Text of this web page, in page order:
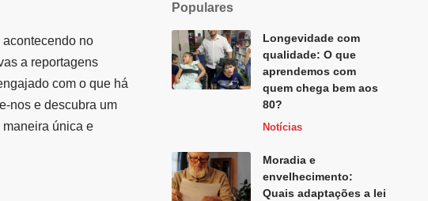
no
a reportagens
com o que há
nos e descubra um
única e
Populares
Longevidade com
qualidade: O que
aprendemos com
quem chega bem aos
80?
Notícias
Moradia e
envelhecimento:
Quais adaptações a lei